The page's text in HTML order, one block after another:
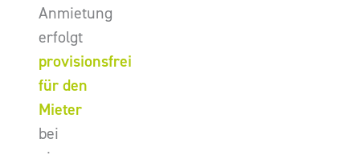
Anmietung
erfolgt
provisionsfrei
für den
Mieter
bei